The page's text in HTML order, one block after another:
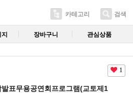
카테고리 검색
지 장바구니 관심상품
1
표무용공연회프로그램(교토제1